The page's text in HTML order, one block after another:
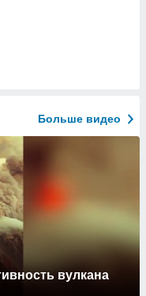
Больше видео
вулкана